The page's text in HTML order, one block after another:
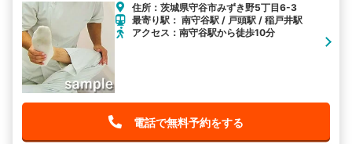
住所：茨城県守谷市みずき野5丁目6-3
最寄り駅： 南守谷駅 / 戸頭駅 / 稲戸井駅
アクセス：南守谷駅から徒歩10分
電話で無料予約をする